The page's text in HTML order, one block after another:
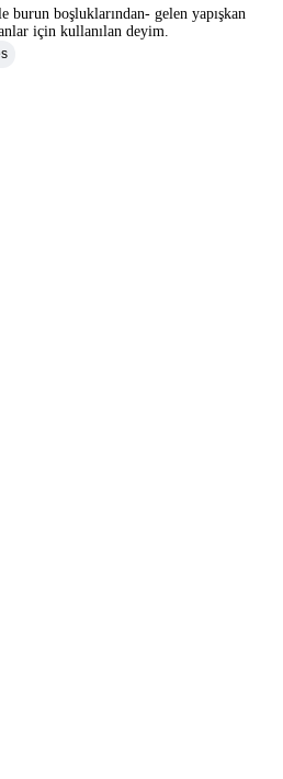
burun boşluklarından- gelen yapışkan
için kullanılan deyim.